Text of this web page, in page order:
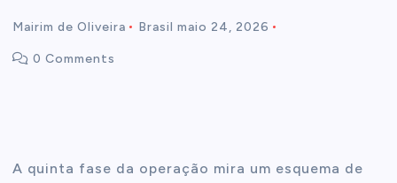
Mairim de Oliveira Brasil maio 24, 2026
0 Comments
A quinta fase da operação mira um esquema de